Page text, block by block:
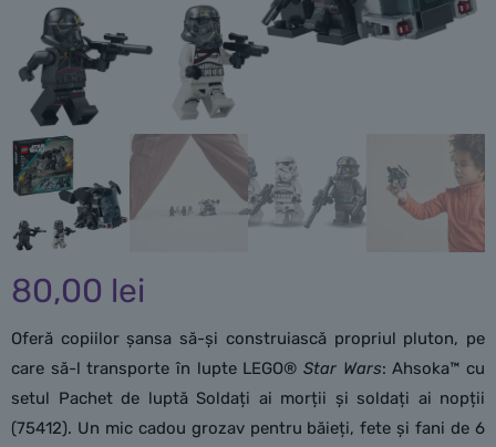
80,00 lei
Oferă copiilor șansa să-și construiască propriul pluton, pe
care să-l transporte în lupte LEGO® Star Wars: Ahsoka™ cu
setul Pachet de luptă Soldați ai morții și soldați ai nopții
(75412). Un mic cadou grozav pentru băieți, fete și fani de 6